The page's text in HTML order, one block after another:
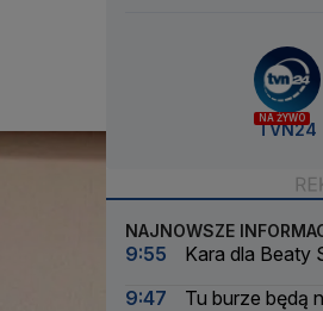
NA ŻYWO
TVN24
NAJNOWSZE
9:55
Kara dla Beaty
9:47
Tu burze będą